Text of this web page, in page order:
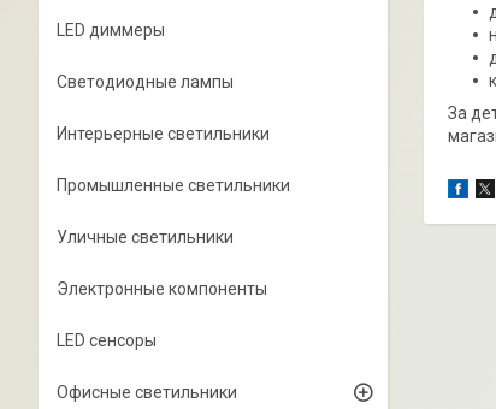
За
LED диммеры
Светодиодные лампы
Интерьерные светильники
Промышленные светильники
Уличные светильники
Электронные компоненты
LED сенсоры
Офисные светильники